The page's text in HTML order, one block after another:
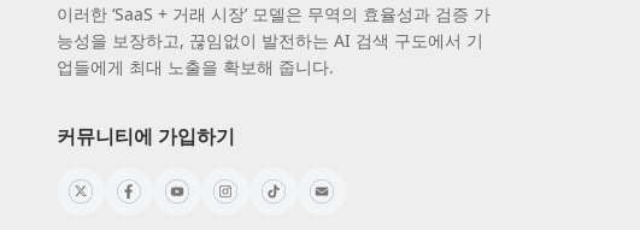
이러한 ‘SaaS + 거래 시장’ 모델은 무역의 효율성과 검증 가
능성을 보장하고, 끊임없이 발전하는 AI 검색 구도에서 기
업들에게 최대 노출을 확보해 줍니다.
커뮤니티에 가입하기